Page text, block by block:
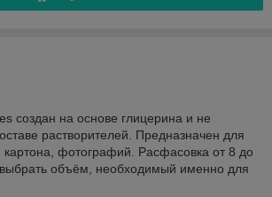
создан на основе глицерина и не
растворителей. Предназначен для
картона, фотографий. Расфасовка от 8 до
объём, необходимый именно для